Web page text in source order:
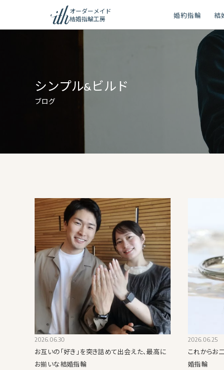
オーダーメイド
結婚指輪工房
婚約指輪 結
ブログ
シンプル&ビルド
2026.06.30
お互いの「好き」を突き詰めて出会えた、最高に
お揃いな結婚指輪
2026.06.25
これからお
婚指輪